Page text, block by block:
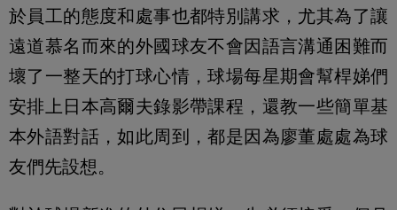
於員工的態度和處事也都特別講求，尤其為了讓
遠道慕名而來的外國球友不會因語言溝通困難而
壞了一整天的打球心情，球場每星期會幫桿娣們
安排上日本高爾夫錄影帶課程，還教一些簡單基
本外語對話，如此周到，都是因為廖董處處為球
友們先設想。